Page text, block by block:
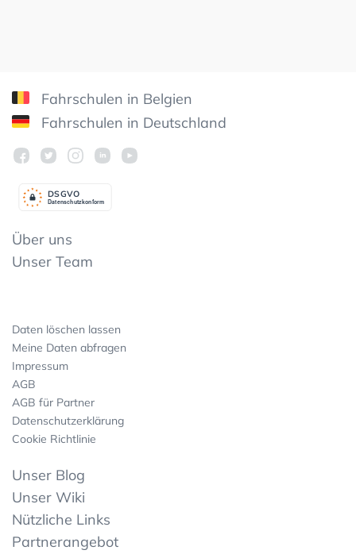
Fahrschulen in Belgien
Fahrschulen in Deutschland
Datenschutzkonform
DSGVO
Über uns
Unser Team
Daten löschen lassen
Meine Daten abfragen
Impressum
AGB
AGB für Partner
Datenschutzerklärung
Cookie Richtlinie
Unser Blog
Unser Wiki
Nützliche Links
Partnerangebot